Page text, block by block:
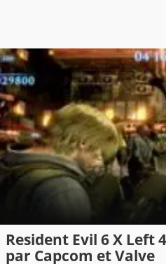
Resident Evil 6 X Left
par Capcom et Valve